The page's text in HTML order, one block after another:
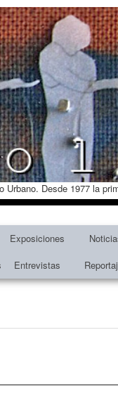
Urbano. Desde 1977 la
Exposiciones
Entrevistas